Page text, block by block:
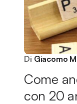
Di Giacomo
Come
con 20